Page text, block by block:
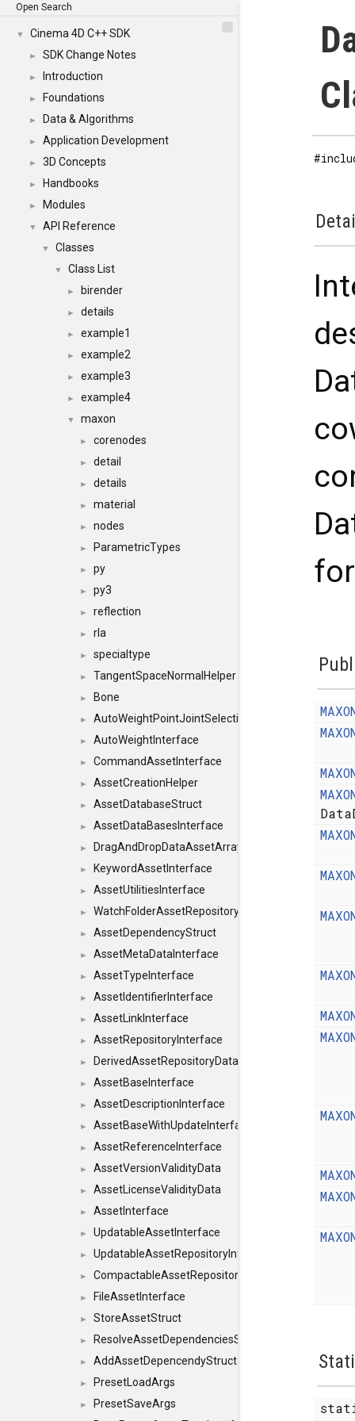
Open Search
▼ Cinema 4D C++ SDK
► SDK Change Notes
► Introduction
► Foundations
► Data & Algorithms
► Application Development
► 3D Concepts
► Handbooks
► Modules
▼ API Reference
▼ Classes
▼ Class List
► birender
► details
► example1
► example2
► example3
► example4
▼ maxon
► corenodes
► detail
► details
► material
► nodes
► ParametricTypes
► py
► py3
► reflection
► rla
► specialtype
► TangentSpaceNormalHelper
► Bone
► AutoWeightPointJointSelections
► AutoWeightInterface
► CommandAssetInterface
► AssetCreationHelper
► AssetDatabaseStruct
► AssetDataBasesInterface
► DragAndDropDataAssetArray
► KeywordAssetInterface
► AssetUtilitiesInterface
► WatchFolderAssetRepositoryInterface
► AssetDependencyStruct
► AssetMetaDataInterface
► AssetTypeInterface
► AssetIdentifierInterface
► AssetLinkInterface
► AssetRepositoryInterface
► DerivedAssetRepositoryDataInterface
► AssetBaseInterface
► AssetDescriptionInterface
► AssetBaseWithUpdateInterface
► AssetReferenceInterface
► AssetVersionValidityData
► AssetLicenseValidityData
► AssetInterface
► UpdatableAssetInterface
► UpdatableAssetRepositoryInterface
► CompactableAssetRepositoryInterface
► FileAssetInterface
► StoreAssetStruct
► ResolveAssetDependenciesStruct
► AddAssetDepencendyStruct
► PresetLoadArgs
►
PresetSaveArgs